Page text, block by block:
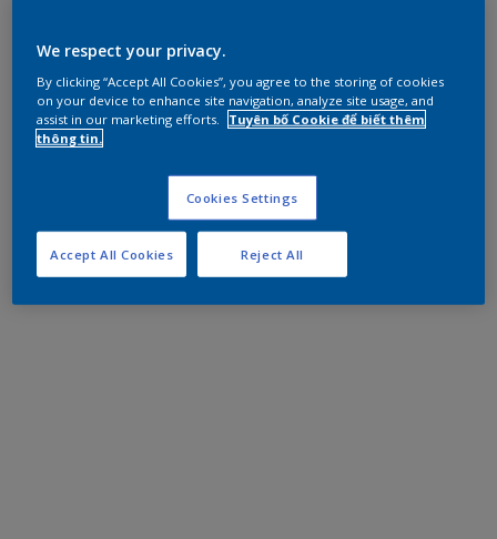
We respect your privacy.
By clicking “Accept All Cookies”, you agree to the storing of cookies
on your device to enhance site navigation, analyze site usage, and
assist in our marketing efforts.
Tuyên bố Cookie để biết thêm
thông tin.
Cookies Settings
Reject All
Accept All Cookies